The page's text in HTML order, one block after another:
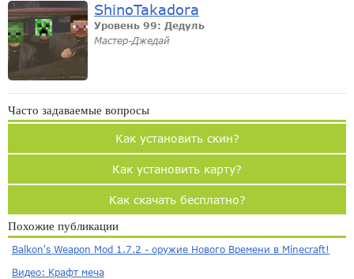
ShinoTakadora
Уровень 99: Дедуль
Мастер-Джедай
Часто задаваемые вопросы
Как установить скин?
Как установить карту?
Как скачать бесплатно?
Похожие публикации
Balkon's Weapon Mod 1.7.2 - оружие Нового Времени в Minecraft!
Видео: Крафт меча